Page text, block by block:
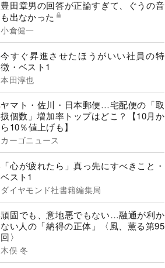
豊田章男の回答が正論すぎて、ぐうの音
も出なかった
小倉健一
今すぐ昇進させたほうがいい社員の特
徴・ベスト1
本田淳也
ヤマト・佐川・日本郵便…宅配便の「取
扱個数」増加率トップはどこ？【10月か
ら10％値上げも】
カーゴニュース
「心が疲れたら」真っ先にすべきこと・
ベスト1
ダイヤモンド社書籍編集局
頑固でも、意地悪でもない…融通が利か
ない人の「納得の正体」〈風、薫る第95
回〉
木俣 冬